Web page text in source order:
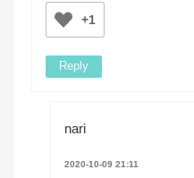
+1
Reply
nari
2020-10-09 21:11